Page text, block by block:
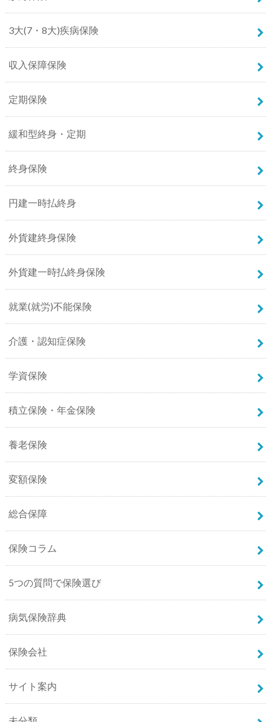
3大(7・8大)疾病保険
収入保障保険
定期保険
緩和型終身・定期
終身保険
円建一時払終身
外貨建終身保険
外貨建一時払終身保険
就業(就労)不能保険
介護・認知症保険
学資保険
積立保険・年金保険
養老保険
変額保険
総合保障
保険コラム
5つの質問で保険選び
病気保険辞典
保険会社
サイト案内